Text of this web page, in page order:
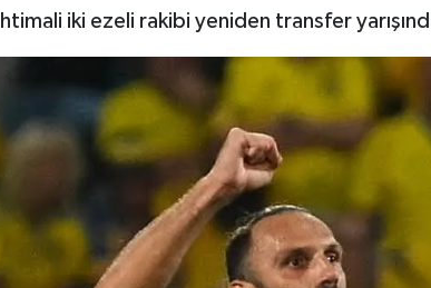
iki ezeli rakibi yeniden transfer